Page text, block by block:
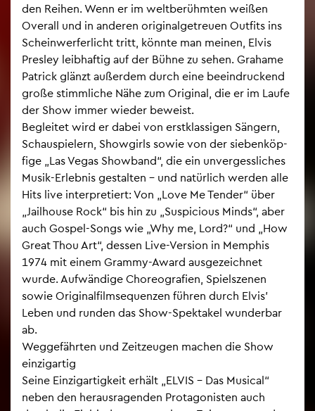
den Rei­hen. Wenn er im welt­be­rühm­ten wei­ßen
Over­all und in an­de­ren ori­gi­nal­ge­treu­en Out­fits ins
Schein­wer­fer­licht tritt, könn­te man mei­nen, Elvis
Pres­ley leib­haf­tig auf der Bühne zu sehen. Gra­ha­me
Pa­trick glänzt au­ßer­dem durch eine be­ein­dru­ckend
große stimm­li­che Nähe zum Ori­gi­nal, die er im Laufe
der Show immer wie­der be­weist.
Be­glei­tet wird er dabei von erst­klas­si­gen Sän­gern,
Schau­spie­lern, Show­girls sowie von der sie­ben­köp­
fi­ge „Las Vegas Show­band“, die ein un­ver­gess­li­ches
Musik-Er­leb­nis ge­stal­ten – und na­tür­lich wer­den alle
Hits live in­ter­pre­tiert: Von „Love Me Ten­der“ über
„Jail­hou­se Rock“ bis hin zu „Suspicious Minds“, aber
auch Gos­pel-Songs wie „Why me, Lord?“ und „How
Great Thou Art“, des­sen Live-Ver­si­on in Mem­phis
1974 mit einem Gram­my-Award aus­ge­zeich­net
wurde. Auf­wän­di­ge Cho­reo­gra­fi­en, Spiel­sze­nen
sowie Ori­gi­nal­film­se­quen­zen füh­ren durch Elvis’
Leben und run­den das Show-Spek­ta­kel wun­der­bar
ab.
Weg­ge­fähr­ten und Zeit­zeu­gen ma­chen die Show
ein­zig­ar­tig
Seine Ein­zig­ar­tig­keit er­hält „ELVIS – Das Mu­si­cal“
neben den her­aus­ra­gen­den Prot­ago­nis­ten auch